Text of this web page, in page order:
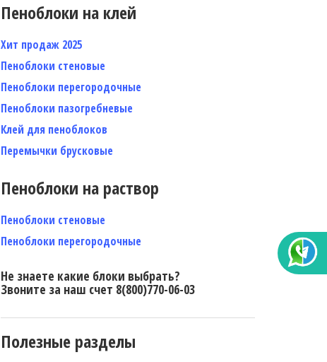
Пеноблоки на клей
Хит продаж 2025
Пеноблоки стеновые
Пеноблоки перегородочные
Пеноблоки пазогребневые
Клей для пеноблоков
Перемычки брусковые
Пеноблоки на раствор
Пеноблоки стеновые
Пеноблоки перегородочные
Не знаете какие блоки выбрать?
Звоните за наш счет 8(800)770-06-03
Полезные разделы